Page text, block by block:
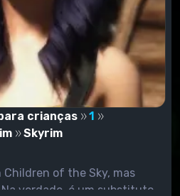
crianças
1
Skyrim
Children of the Sky, mas
verdade, é um substituto...